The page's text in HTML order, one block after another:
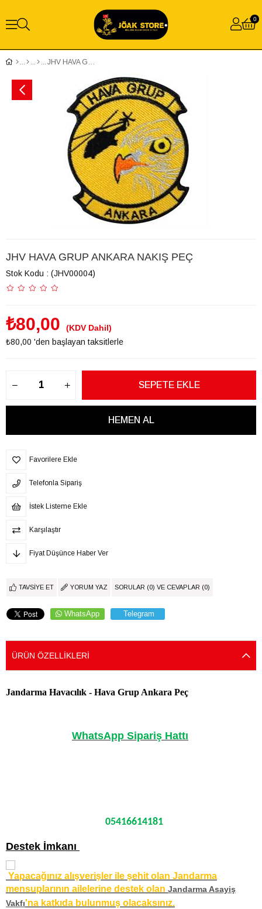
0
JHV HAVA GRUP ANKARA NAKIŞ PEÇ
JHV HAVA GRUP ANKARA NAKIŞ PEÇ
Stok Kodu (JHV00004)
₺80,00
(KDV Dahil)
₺80,00 'den başlayan taksitlerle
Favorilere Ekle
Telefonla Sipariş
İstek Listeme Ekle
Karşılaştır
Fiyat Düşünce Haber Ver
TAVSIYE ET YORUM YAZ SORULAR (0) VE CEVAPLAR (0)
WhatsApp Telegram
ÜRÜN ÖZELLIKLERI
Jandarma Havacılık - Hava Grup Ankara Peç
WhatsApp Sipariş Hattı
05416614181
Destek İmkanı
Yapacağınız alışverişler ile şehit olan Jandarma
mensuplarının ailelerine destek olan Jandarma Asayiş
Vakfı'na katkıda bulunmuş olacaksınız.